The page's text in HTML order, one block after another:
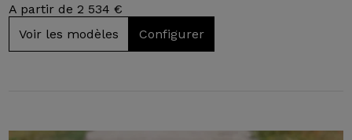
A partir de 2 534 €
Voir les modèles
Configurer